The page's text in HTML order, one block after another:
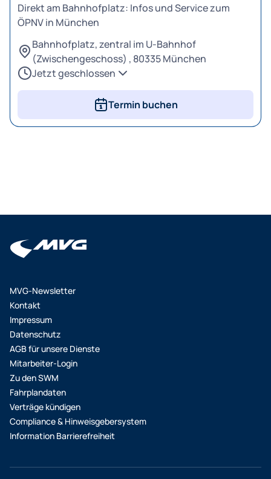
Direkt am Bahnhofplatz: Infos und Service zum
ÖPNV in München
Bahnhofplatz, zentral im U-Bahnhof
(Zwischengeschoss) , 80335 München
Jetzt geschlossen
Mo - Fr
08:00 – 20:00 Uhr
09:00 – 16:00 Uhr
Sonntag
geschlossen
Termin buchen
MVG-Newsletter
Kontakt
Impressum
Datenschutz
AGB für unsere Dienste
Mitarbeiter-Login
Zu den SWM
Fahrplandaten
Verträge kündigen
Compliance & Hinweisgebersystem
Information Barrierefreiheit